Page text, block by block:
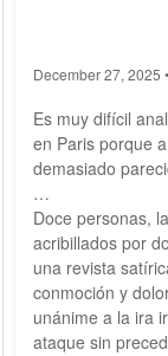
December 27, 2025
Es muy difícil
en Paris porque
demasiado
Doce personas,
acribillados por
una revista
conmoción y
unánime a la ira
ataque sin